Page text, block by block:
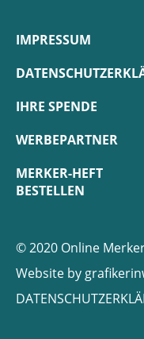
IMPRESSUM
IHRE SPENDE
WERBEPARTNER
MERKER-HEFT
BESTELLEN
© 2020 Online
Website by